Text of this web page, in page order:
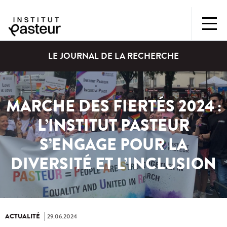
LE JOURNAL DE LA RECHERCHE
MARCHE DES FIERTÉS 2024 :
L’INSTITUT PASTEUR
S’ENGAGE POUR LA
DIVERSITÉ ET L’INCLUSION
ACTUALITÉ 29.06.2024